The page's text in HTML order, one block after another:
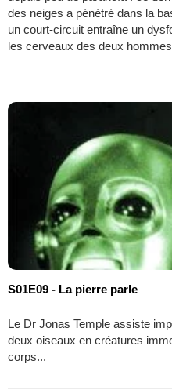
des neiges a pénétré dans la
un court-circuit entraîne un
les cerveaux des deux
S01E09 - La pierre parle
Le Dr Jonas Temple assiste
deux oiseaux en créatures
corps...